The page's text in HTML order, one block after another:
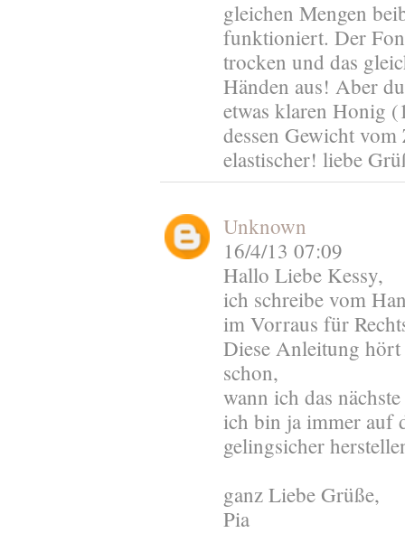
gleichen Mengen
funktioniert. Der
trocken und das
Händen aus! Aber
etwas klaren Honig
dessen Gewicht
elastischer! liebe
Unknown
16/4/13 07:09
Hallo Liebe Kessy,
ich schreibe vom
im Vorraus für
Diese Anleitung
schon,
wann ich das
ich bin ja immer auf
gelingsicher
ganz Liebe Grüße,
Pia